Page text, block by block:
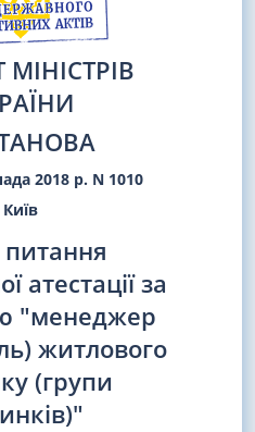
МІНІСТРІВ
2018 р. N 1010
Київ
питання
атестації за
"менеджер
житлового
(групи